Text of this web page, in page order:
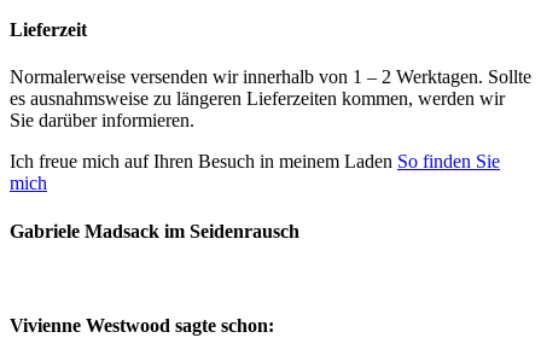
Lieferzeit
Normalerweise versenden wir innerhalb von 1 – 2 Werktagen. Sollte
es ausnahmsweise zu längeren Lieferzeiten kommen, werden wir
Sie darüber informieren.
Ich freue mich auf Ihren Besuch in meinem Laden So finden Sie
mich
Gabriele Madsack im Seidenrausch
Vivienne Westwood sagte schon: